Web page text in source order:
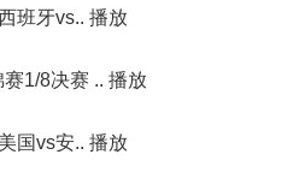
班牙vs.. 播放
1/8决赛 .. 播放
国vs安.. 播放